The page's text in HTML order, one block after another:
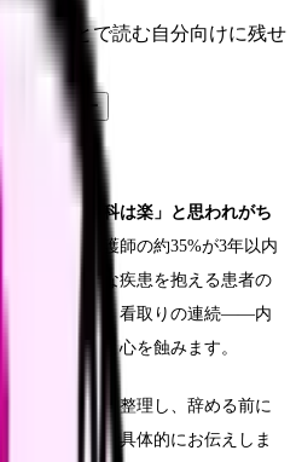
僚やあとで読む自分向けに残せ
投稿文コピー
たへ。「内科は楽」と思われがち
ん。
内科看護師の約35%が3年以内
ます。複雑な疾患を抱える患者の
入院のケア、看取りの連続――内
、じわじわと心を蝕みます。
感じる理由を整理し、辞める前に
る転職先まで具体的にお伝えしま